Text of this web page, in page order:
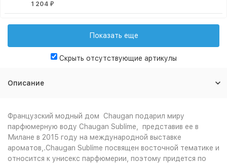
1 204 ₽
Артикул: o10s172607
2 064
пробник 15мл (отл)
Артикул: 6510414587
4 128₽
Показать еще
Скрыть отсутствующие артикулы
Описание
Французский модный дом Chaugan подарил миру
парфюмерную воду Chaugan Sublime, представив ее в
Милане в 2015 году на международной выставке
ароматов,.Chaugan Sublime посвящен восточной тематике и
относится к унисекс парфюмерии, поэтому придется по